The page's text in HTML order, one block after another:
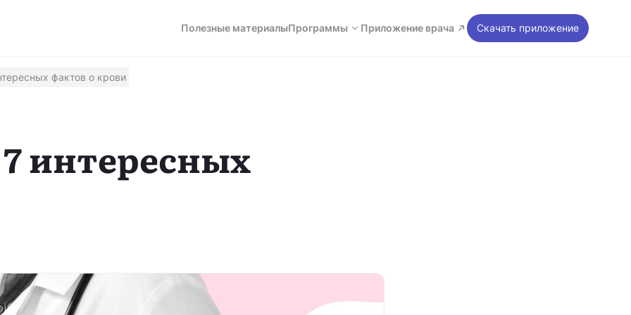
Полезные материалыПрограммы Приложение врача Скачать приложение
фактов о крови
интересных